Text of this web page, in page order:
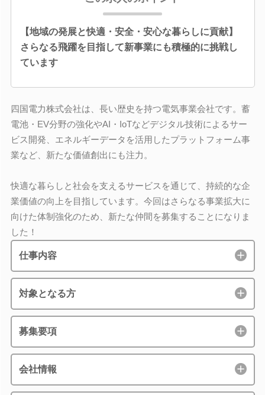
【地域の発展と快適・安全・安心な暮らしに貢献】
さらなる飛躍を目指して新事業にも積極的に挑戦し
ています
四国電力株式会社は、長い歴史を持つ電気事業会社です。蓄
電池・EV分野の強化やAI・IoTなどデジタル技術によるサー
ビス開発、エネルギーデータを活用したプラットフォーム事
業など、新たな価値創出にも注力。
快適な暮らしと社会を支えるサービスを通じて、持続的な企
業価値の向上を目指しています。今回はさらなる事業拡大に
向けた体制強化のため、新たな仲間を募集することになりま
した！
仕事内容
対象となる方
募集要項
会社情報